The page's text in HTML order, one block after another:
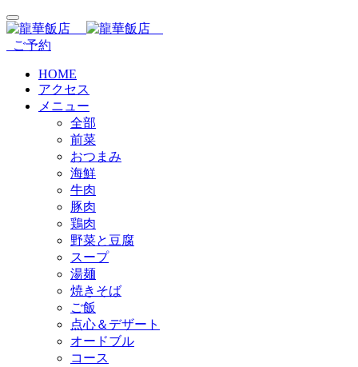
ご予約
HOME
アクセス
メニュー
全部
前菜
おつまみ
海鮮
牛肉
豚肉
鶏肉
野菜と豆腐
スープ
湯麺
焼きそば
ご飯
点心＆デザート
オードブル
コース